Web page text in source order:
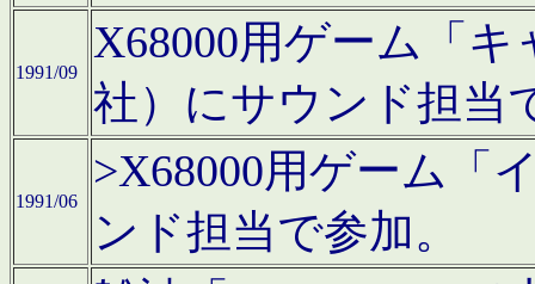
1991/09
X68000用ゲーム「
社）にサウンド担当
1991/06
>X68000用ゲーム「
ンド担当で参加。